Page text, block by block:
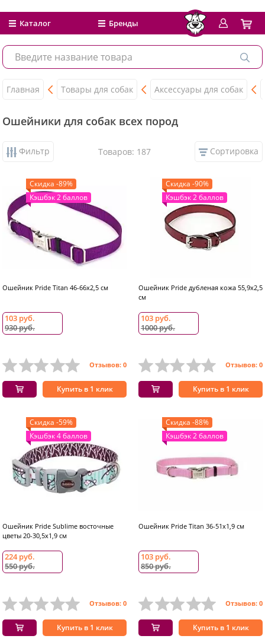
Каталог Бренды
Главная Товары для собак Аксессуары для собак
Ошейники для собак всех пород
Фильтр Товаров: 187 Сортировка
Скидка -89%
Кэшбэк 2 баллов
Ошейник Pride Titan 46-66х2,5 см
103 руб.
930 руб.
Отзывов: 0
Купить в 1 клик
Скидка -90%
Кэшбэк 2 баллов
Ошейник Pride дубленая кожа 55,9х2,5
см
103 руб.
1000 руб.
Отзывов: 0
Купить в 1 клик
Скидка -59%
Кэшбэк 4 баллов
Ошейник Pride Sublime восточные
цветы 20-30,5х1,9 см
224 руб.
550 руб.
Отзывов: 0
Купить в 1 клик
Скидка -88%
Кэшбэк 2 баллов
Ошейник Pride Titan 36-51х1,9 см
103 руб.
850 руб.
Отзывов: 0
Купить в 1 клик